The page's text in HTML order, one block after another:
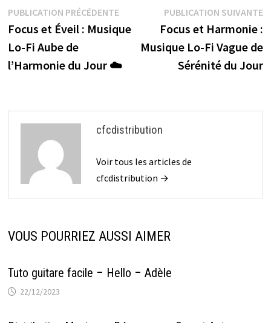
o
o
k
er es
t
o
ar
ge
Navigation
de
l’article
PUBLICATION PRÉCÉDENTEPublication
précédente :
Focus et Éveil : Musique
Lo-Fi Aube de
l’Harmonie du Jour ☁️
PUBLICATION SUIVANTE
Focus et Harmonie :
Musique Lo-Fi Vague de
Sérénité du Jour
cfcdistribution
Voir tous les articles de
cfcdistribution →
VOUS POURRIEZ AUSSI AIMER
Tuto guitare facile – Hello – Adèle
22/12/2023